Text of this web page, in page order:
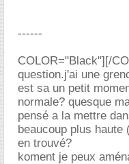
------
COLOR="Black"][/
question.j'ai une
est sa un petit
normale? quesque
pensé a la mettre
beaucoup plus haute
en trouvé?
koment je peux